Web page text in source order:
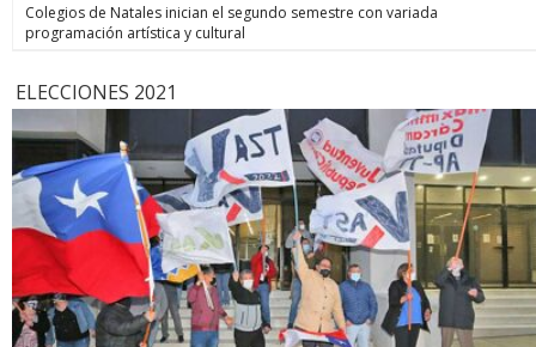
Colegios de Natales inician el segundo semestre con variada
programación artística y cultural
ELECCIONES 2021